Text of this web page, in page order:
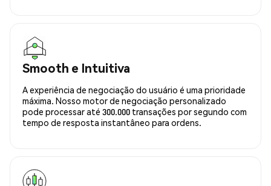
Smooth e Intuitiva
A experiência de negociação do usuário é uma prioridade
máxima. Nosso motor de negociação personalizado
pode processar até 300.000 transações por segundo com
tempo de resposta instantâneo para ordens.